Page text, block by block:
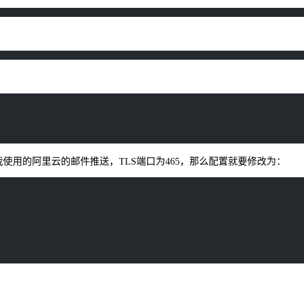
用的阿里云的邮件推送，TLS端口为465，那么配置就要修改为：